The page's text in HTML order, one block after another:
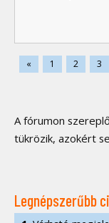
« 1 2 3
A fórumon
tükrözik, azokért
Legnépszerűbb